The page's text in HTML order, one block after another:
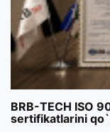
BRB-TECH ISO
sertifikatlarini